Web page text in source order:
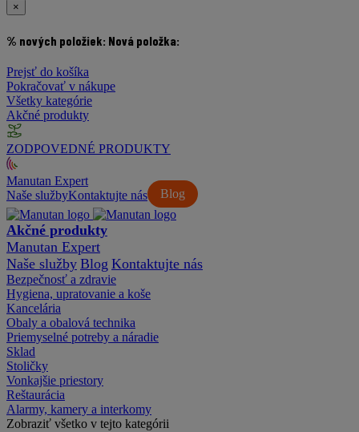
×
% nových položiek: Nová položka:
Prejsť do košíka
Pokračovať v nákupe
Všetky kategórie
Akčné produkty
ZODPOVEDNÉ PRODUKTY
Manutan Expert
Naše služby
Blog
Kontaktujte nás
Akčné produkty
Manutan Expert
Naše služby Blog Kontaktujte nás
Bezpečnosť a zdravie
Hygiena, upratovanie a koše
Kancelária
Obaly a obalová technika
Priemyselné potreby a náradie
Sklad
Stoličky
Vonkajšie priestory
Reštaurácia
Alarmy, kamery a interkomy
Zobraziť všetko v tejto kategórii